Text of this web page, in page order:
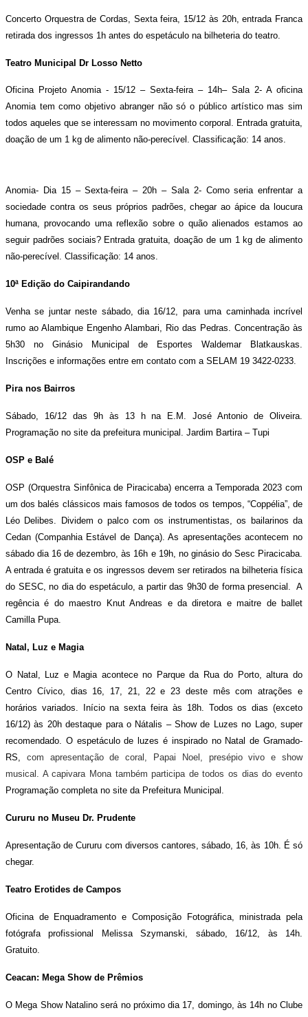
Concerto Orquestra de Cordas, Sexta feira, 15/12 às 20h, entrada Franca
retirada dos ingressos 1h antes do espetáculo na bilheteria do teatro.
Teatro Municipal Dr Losso Netto
Oficina Projeto Anomia - 15/12 – Sexta-feira – 14h– Sala 2- A oficina
Anomia tem como objetivo abranger não só o público artístico mas sim
todos aqueles que se interessam no movimento corporal.
Entrada gratuita,
doação de um 1 kg de alimento não-perecível. Classificação: 14 anos.
Anomia- Dia 15 –Sexta-feira– 20h –Sala 2- Como seria enfrentar a
sociedade contra os seus próprios padrões, chegar ao ápice da loucura
humana, provocando uma reflexão sobre o quão alienados estamos ao
seguir padrões sociais?Entrada gratuita, doação de um 1 kg de alimento
não-perecível. Classificação: 14 anos.
10ª Edição do Caipirandando
Venha se juntar neste sábado, dia 16/12, para uma caminhada incrível
rumo ao Alambique Engenho Alambari, Rio das Pedras. Concentração às
5h30 no Ginásio Municipal de Esportes Waldemar Blatkauskas.
Inscrições e informações entre em contato com a SELAM 19 3422-0233.
Pira nos Bairros
Sábado, 16/12 das 9h às 13 h na E.M. José Antonio de Oliveira.
Programação no site da prefeitura municipal. Jardim Bartira – Tupi
OSP e Balé
OSP (Orquestra Sinfônica de Piracicaba) encerra a Temporada 2023 com
um dos balés clássicos mais famosos de todos os tempos, “Coppélia”, de
Léo Delibes. Dividem o palco com os instrumentistas, os bailarinos da
Cedan (Companhia Estável de Dança). As apresentações acontecem no
sábado dia 16 de dezembro, às 16h e 19h, no ginásio do Sesc Piracicaba.
A entrada é gratuita e os ingressos devem ser retirados na bilheteria física
do SESC, no dia do espetáculo, a partir das 9h30 de forma presencial. A
regência é do maestro Knut Andreas e da diretora e maitre de ballet
Camilla Pupa.
Natal, Luz e Magia
O Natal, Luz e Magia acontece no Parque da Rua do Porto, altura do
Centro Cívico, dias 16, 17, 21, 22 e 23 deste mês com atrações e
horários variados. Início na sexta feira às 18h. Todos os dias (exceto
16/12) às 20h destaque para o Nátalis – Show de Luzes no Lago, super
recomendado. O espetáculo de luzes é inspirado no Natal de Gramado-
RS,
com apresentação de coral, Papai Noel, presépio vivo e show
musical. A capivara Mona também participa de todos os dias do evento
Programação completa no site da Prefeitura Municipal.
Cururu no Museu Dr. Prudente
Apresentação de Cururu com diversos cantores, sábado, 16, às 10h. É só
chegar.
Teatro Erotides de Campos
Oficina de Enquadramento e Composição Fotográfica, ministrada pela
fotógrafa profissional Melissa Szymanski, sábado, 16/12, às 14h.
Gratuito.
Ceacan: Mega Show de Prêmios
O Mega Show Natalino será no próximo dia 17, domingo, às 14h no Clube